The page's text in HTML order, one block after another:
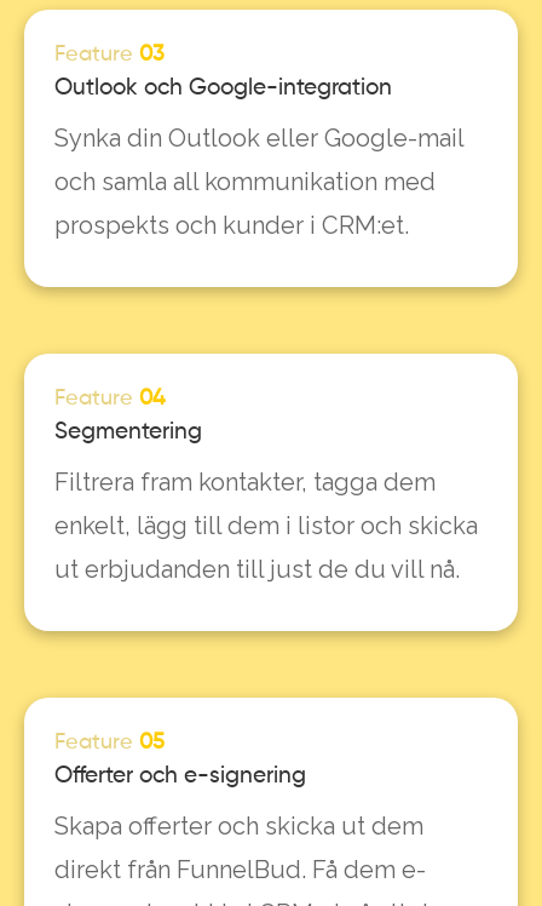
Feature 03
Outlook och Google-integration
Synka din Outlook eller Google-mail
och samla all kommunikation med
prospekts och kunder i CRM:et.
Feature 04
Segmentering
Filtrera fram kontakter, tagga dem
enkelt, lägg till dem i listor och skicka
ut erbjudanden till just de du vill nå.
Feature 05
Offerter och e-signering
Skapa offerter och skicka ut dem
direkt från FunnelBud. Få dem e-